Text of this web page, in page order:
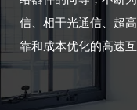
信、相干光通信、超
靠和成本优化的高速